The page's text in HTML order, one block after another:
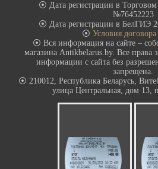
⦿ Дата регистрации в Торговом
№76452223
⦿ Дата регистрации в БелГИЭ
⦿ Условия
⦿ Вся информация на сайте –
магазина Antikbelarus.by. Все
информации с сайта без
запрещена.
⦿ 210012, Республика Беларусь,
улица Центральная, дом 13,